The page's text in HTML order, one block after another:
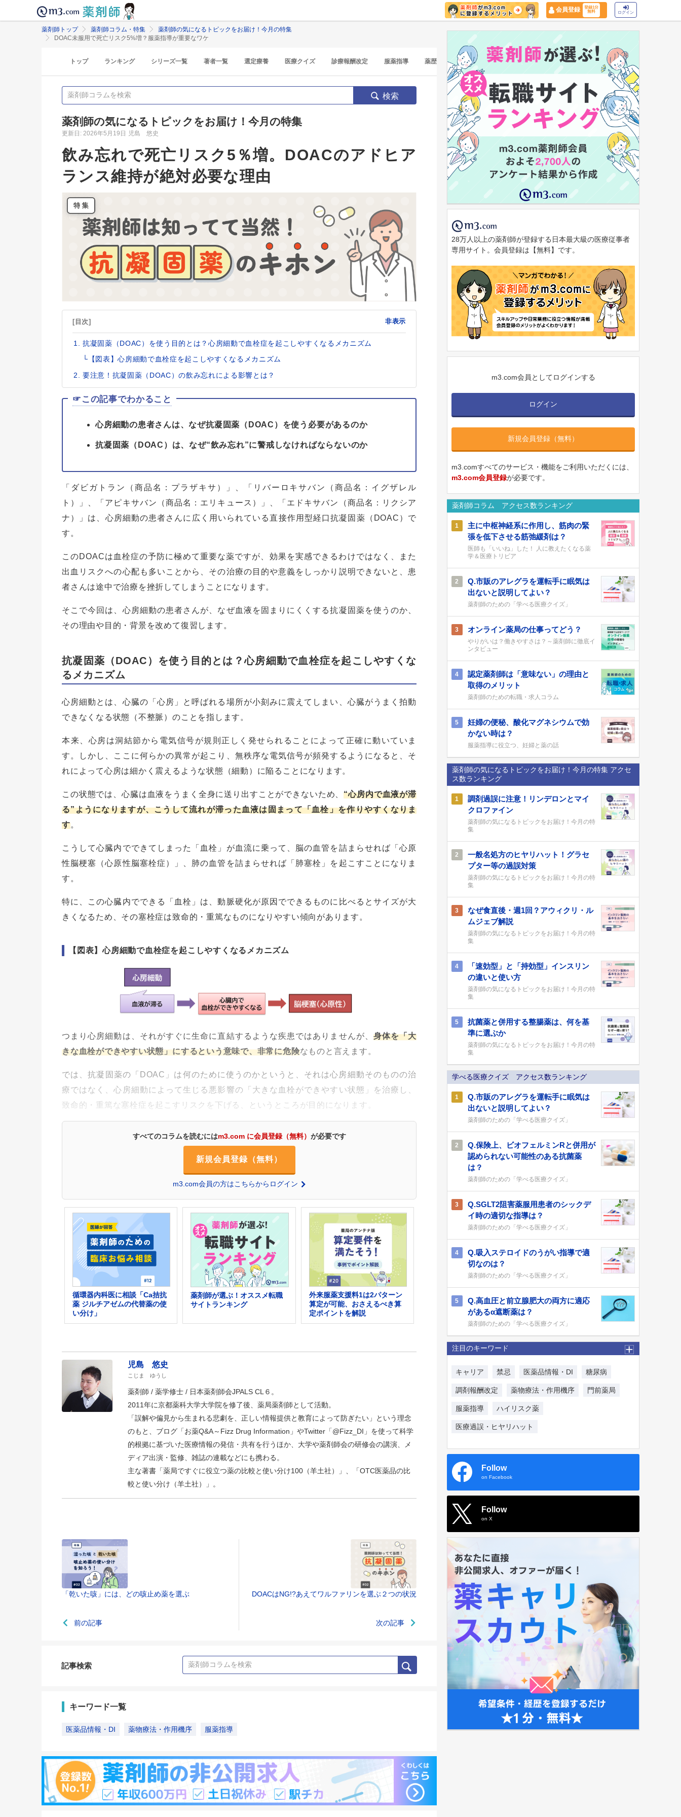
会員登録
登録1分
無料
ログイン
薬剤師トップ 薬剤師コラム・特集
薬剤師の気になるトピックをお届け！今月の特集
DOAC未服用で死亡リスク5%増？服薬指導が重要なワケ
トップ ランキング シリーズ一覧 著者一覧 選定療養 医療クイズ 診療報酬改定 服薬指導 薬歴 マイナ保険証
検索
薬剤師の気になるトピックをお届け！今月の特集
更新日: 2026年5月19日 児島 悠史
飲み忘れで死亡リスク5％増。DOACのアドヒア
ランス維持が絶対必要な理由
[目次] 非表示
抗凝固薬（DOAC）を使う目的とは？心房細動で血栓症を起こしやすくなるメカニズム
└【図表】心房細動で血栓症を起こしやすくなるメカニズム
要注意！抗凝固薬（DOAC）の飲み忘れによる影響とは？
☞この記事でわかること
心房細動の患者さんは、なぜ抗凝固薬（DOAC）を使う必要があるのか
抗凝固薬（DOAC）は、なぜ“飲み忘れ”に警戒しなければならないのか
「ダビガトラン（商品名：プラザキサ）」、「リバーロキサバン（商品名：イグザレル
ト）」、「アピキサバン（商品名：エリキュース）」、「エドキサバン（商品名：リクシア
ナ）」は、心房細動の患者さんに広く用いられている直接作用型経口抗凝固薬（DOAC）で
す。
このDOACは血栓症の予防に極めて重要な薬ですが、効果を実感できるわけではなく、また
出血リスクへの心配も多いことから、その治療の目的や意義をしっかり説明できないと、患
者さんは途中で治療を挫折してしまうことになります。
そこで今回は、心房細動の患者さんが、なぜ血液を固まりにくくする抗凝固薬を使うのか、
その理由や目的・背景を改めて復習します。
抗凝固薬（DOAC）を使う目的とは？心房細動で血栓症を起こしやすくな
るメカニズム
心房細動とは、心臓の「心房」と呼ばれる場所が小刻みに震えてしまい、心臓がうまく拍動
できなくなる状態（不整脈）のことを指します。
本来、心房は洞結節から電気信号が規則正しく発せられることによって正確に動いていま
す。しかし、ここに何らかの異常が起こり、無秩序な電気信号が頻発するようになると、そ
れによって心房は細かく震えるような状態（細動）に陥ることになります。
この状態では、心臓は血液をうまく全身に送り出すことができないため、“心房内で血液が滞
る”ようになりますが、こうして流れが滞った血液は固まって「血栓」を作りやすくなりま
す。
こうして心臓内でできてしまった「血栓」が血流に乗って、脳の血管を詰まらせれば「心原
性脳梗塞（心原性脳塞栓症）」、肺の血管を詰まらせれば「肺塞栓」を起こすことになりま
す。
特に、この心臓内でできる「血栓」は、動脈硬化が原因でできるものに比べるとサイズが大
きくなるため、その塞栓症は致命的・重篤なものになりやすい傾向があります。
【図表】心房細動で血栓症を起こしやすくなるメカニズム
つまり心房細動は、それがすぐに生命に直結するような疾患ではありませんが、 身体を「大
きな血栓ができやすい状態」にするという意味で、非常に危険なものと言えます。
では、抗凝固薬の「DOAC」は何のために使うのかというと、それは心房細動そのものの治
療ではなく、心房細動によって生じる悪影響の「大きな血栓ができやすい状態」を治療し、
致命的・重篤な塞栓症を起こすリスクを下げる、というところが目的になります。
すべてのコラムを読むにはm3.com に会員登録（無料） が必要です
新規会員登録（無料）
m3.com会員の方はこちらからログイン
循環器内科医に相談「Ca拮抗
薬 ジルチアゼムの代替薬の使
い分け」
薬剤師が選ぶ！オススメ転職
サイトランキング
外来服薬支援料1は2パターン
算定が可能、おさえるべき算
定ポイントを解説
児島 悠史
こじま ゆうし
薬剤師 / 薬学修士 / 日本薬剤師会JPALS CL６。
2011年に京都薬科大学大学院を修了後、薬局薬剤師として活動。
「誤解や偏見から生まれる悲劇を、正しい情報提供と教育によって防ぎたい」という理念
のもと、ブログ「お薬Q&A～Fizz Drug Information」やTwitter「@Fizz_DI」を使って科学
的根拠に基づいた医療情報の発信・共有を行うほか、大学や薬剤師会の研修会の講演、メ
ディア出演・監修、雑誌の連載などにも携わる。
主な著書「薬局ですぐに役立つ薬の比較と使い分け100（羊土社）」、「OTC医薬品の比
較と使い分け（羊土社）」。
「乾いた咳」には、どの咳止め薬を選ぶ
前の記事
DOACはNG!?あえてワルファリンを選ぶ２つの状況
次の記事
記事検索
キーワード一覧
医薬品情報・DI 薬物療法・作用機序 服薬指導
28万人以上の薬剤師が登録する日本最大級の医療従事者
専用サイト。会員登録は【無料】です。
m3.com会員としてログインする
ログイン
新規会員登録（無料）
m3.comすべてのサービス・機能をご利用いただくには、
m3.com会員登録が必要です。
薬剤師コラム アクセス数ランキング
1
主に中枢神経系に作用し、筋肉の緊
張を低下させる筋弛緩剤は？
医師も「いいね」した！ 人に教えたくなる薬
学＆医療トリビア
2
Q.市販のアレグラを運転手に眠気は
出ないと説明してよい？
薬剤師のための「学べる医療クイズ」
3 オンライン薬局の仕事ってどう？
やりがいは？働きやすさは？～薬剤師に徹底イ
ンタビュー
4
認定薬剤師は「意味ない」の理由と
取得のメリット
薬剤師のための転職・求人コラム
5
妊婦の便秘、酸化マグネシウムで効
かない時は？
服薬指導に役立つ、妊婦と薬の話
薬剤師の気になるトピックをお届け！今月の特集 アクセ
ス数ランキング
1
調剤過誤に注意！リンデロンとマイ
クロファイン
薬剤師の気になるトピックをお届け！今月の特
集
2
一般名処方のヒヤリハット！グラセ
プター等の過誤対策
薬剤師の気になるトピックをお届け！今月の特
集
3
なぜ食直後・週1回？アウィクリ・ル
ムジェブ解説
薬剤師の気になるトピックをお届け！今月の特
集
4
「速効型」と「持効型」インスリン
の違いと使い方
薬剤師の気になるトピックをお届け！今月の特
集
5
抗菌薬と併用する整腸薬は、何を基
準に選ぶか
薬剤師の気になるトピックをお届け！今月の特
集
学べる医療クイズ アクセス数ランキング
1
Q.市販のアレグラを運転手に眠気は
出ないと説明してよい？
薬剤師のための「学べる医療クイズ」
2
Q.保険上、ビオフェルミンRと併用が
認められない可能性のある抗菌薬
は？
薬剤師のための「学べる医療クイズ」
3
Q.SGLT2阻害薬服用患者のシックデ
イ時の適切な指導は？
薬剤師のための「学べる医療クイズ」
4
Q.吸入ステロイドのうがい指導で適
切なのは？
薬剤師のための「学べる医療クイズ」
5
Q.高血圧と前立腺肥大の両方に適応
があるα遮断薬は？
薬剤師のための「学べる医療クイズ」
注目のキーワード
キャリア 禁忌 医薬品情報・DI 糖尿病
調剤報酬改定 薬物療法・作用機序 門前薬局
服薬指導 ハイリスク薬
医療過誤・ヒヤリハット
Follow
on Facebook
Follow
on X